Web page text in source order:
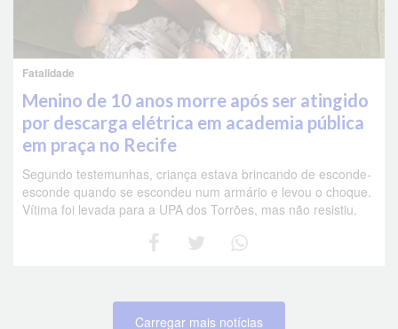
Fatalidade
Menino de 10 anos morre após ser atingido
por descarga elétrica em academia pública
em praça no Recife
Segundo testemunhas, criança estava brincando de esconde-
esconde quando se escondeu num armário e levou o choque.
Vítima foi levada para a UPA dos Torrões, mas não resistiu.
Carregar mais notícias